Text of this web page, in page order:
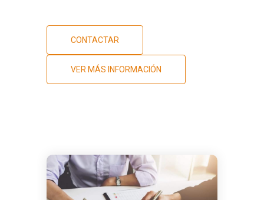
CONTACTAR
VER MÁS INFORMACIÓN